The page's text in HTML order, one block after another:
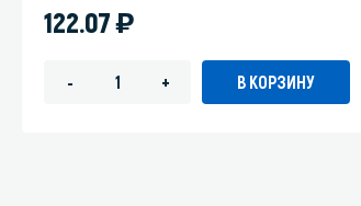
122.07)
- + В КОРЗИНУ